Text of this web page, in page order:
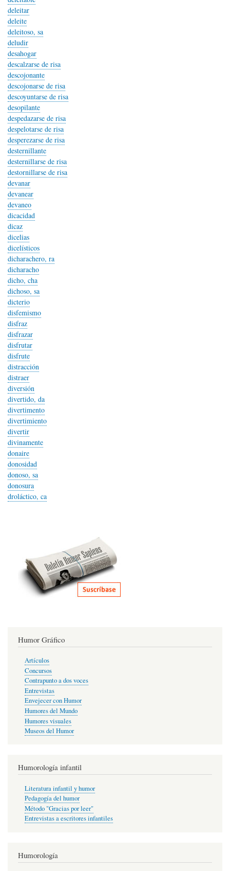
deleitar
deleite
deleitoso, sa
deludir
desahogar
descalzarse de risa
descojonante
descojonarse de risa
descoyuntarse de risa
desopilante
despedazarse de risa
despelotarse de risa
desperezarse de risa
desternillante
desternillarse de risa
destornillarse de risa
devanar
devanear
devaneo
dicacidad
dicaz
dicelias
dicelísticos
dicharachero, ra
dicharacho
dicho, cha
dichoso, sa
dicterio
disfemismo
disfraz
disfrazar
disfrutar
disfrute
distracción
distraer
diversión
divertido, da
divertimento
divertimiento
divertir
divinamente
donaire
donosidad
donoso, sa
donosura
droláctico, ca
Humor Gráfico
Artículos
Concursos
Contrapunto a dos voces
Entrevistas
Envejecer con Humor
Humores del Mundo
Humores visuales
Museos del Humor
Humorología infantil
Literatura infantil y humor
Pedagogía del humor
Método "Gracias por leer"
Entrevistas a escritores infantiles
Humorología